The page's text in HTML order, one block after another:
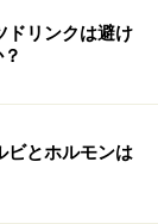
事
ル、食物繊維
、それはなぜ
ドリンクは避け
ビとホルモンは